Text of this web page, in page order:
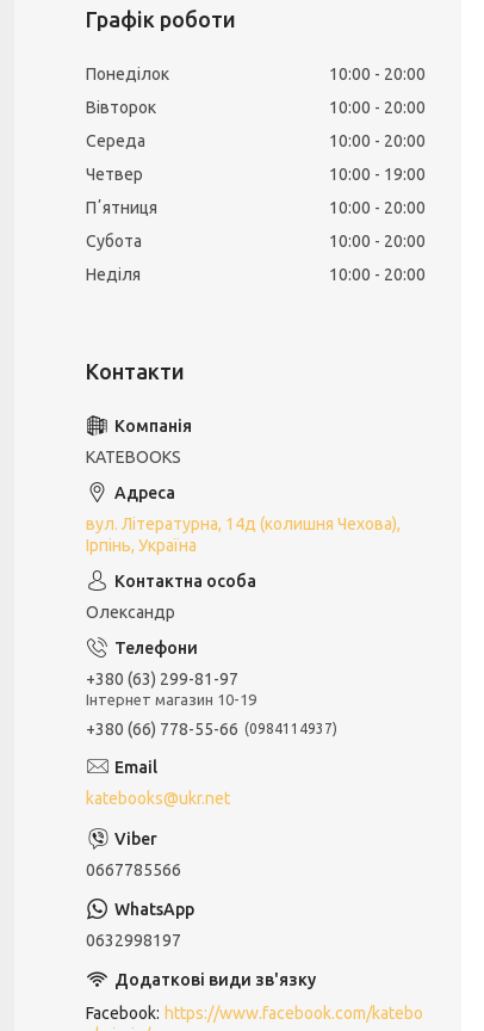
Графік роботи
Понеділок 10:00
20:00
Вівторок
10:00
20:00
Середа
10:00
20:00
Четвер
10:00
19:00
Пʼятниця
10:00
20:00
Субота
10:00
20:00
Неділя
10:00 20:00
KATEBOOKS
вул. Літературна, 14д (колишня Чехова),
Ірпінь, Україна
Олександр
+380 (63) 299-81-97
Інтернет магазин 10-19
+380 (66) 778-55-66 0984114937
katebooks@ukr.net
0667785566
0632998197
Facebook https://www.facebook.com/katebo